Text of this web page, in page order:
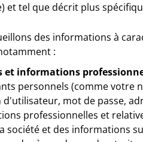
et tel que décrit plus
des informations à
:
et informations
personnels (comme votre
d'utilisateur, mot de passe,
professionnelles et
société et des informations